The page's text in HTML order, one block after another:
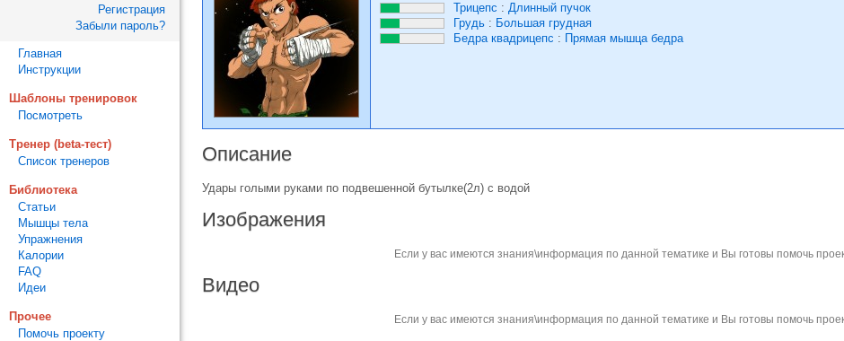
Трицепс : Длинный пучок
Грудь : Большая грудная
Бедра квадрицепс : Прямая мышца бедра
Описание
Удары голыми руками по подвешенной бутылке(2л) с водой
Изображения
Если у вас имеются знания\информация по данной тематике и Вы готовы помочь
Видео
Если у вас имеются знания\информация по данной тематике и Вы готовы помочь
Регистрация
Забыли пароль?
Главная
Инструкции
Шаблоны тренировок
Посмотреть
Тренер (beta-тест)
Список тренеров
Библиотека
Статьи
Мышцы тела
Упражнения
Калории
FAQ
Идеи
Прочее
Помочь проекту